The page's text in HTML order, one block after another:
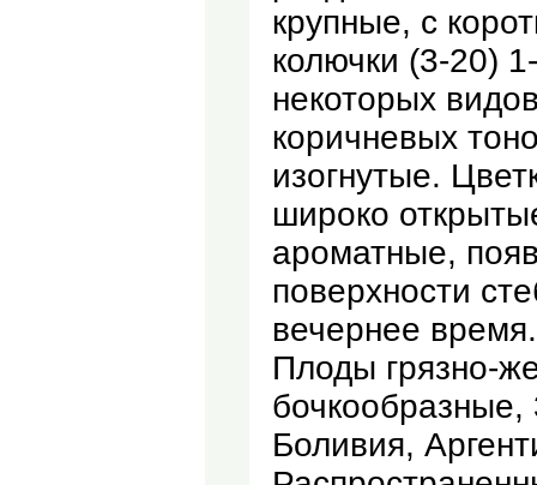
крупные, с
колючки (3-20)
некоторых
коричневых
изогнутые.
широко
ароматные,
поверхности
вечернее
Плоды грязно-
Боливия,